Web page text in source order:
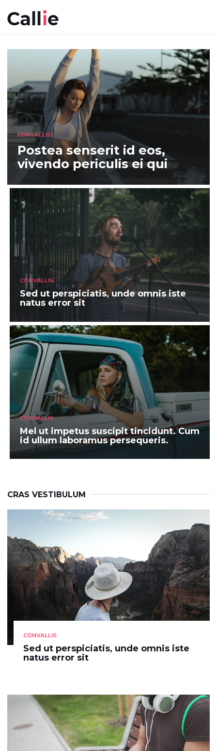
CONVALLIS
Postea senserit id eos,
vivendo periculis ei qui
CONVALLIS
Sed ut perspiciatis, unde omnis iste
natus error sit
CONVALLIS
Mel ut impetus suscipit tincidunt. Cum
id ullum laboramus persequeris.
CRAS VESTIBULUM
CONVALLIS
Sed ut perspiciatis, unde omnis iste
natus error sit